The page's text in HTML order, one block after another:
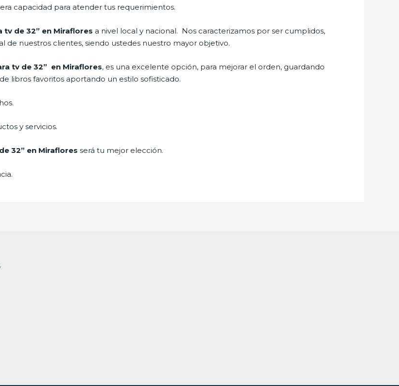
capacidad para atender tus requerimientos.
tv de 32” en Miraflores a nivel local y nacional. Nos caracterizamos por ser cumplidos,
de nuestros clientes, siendo ustedes nuestro mayor objetivo.
tv de 32” en Miraflores, es una excelente opción, para mejorar el orden, guardando
libros favoritos aportando un estilo sofisticado.
y servicios.
32” en Miraflores será tu mejor elección.